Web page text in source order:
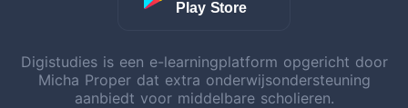
Play Store
Digistudies is een e-learningplatform opgericht door
Micha Proper dat extra onderwijsondersteuning
aanbiedt voor middelbare scholieren.